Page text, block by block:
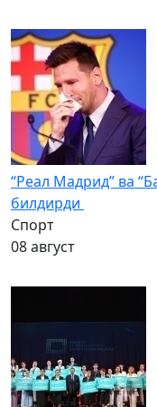
“Реал Мадрид” ва
билдирди
Спорт
08 август